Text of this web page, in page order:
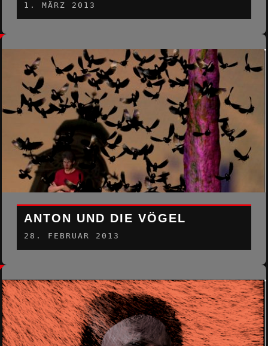
1. MÄRZ 2013
ANTON UND DIE VÖGEL
28. FEBRUAR 2013